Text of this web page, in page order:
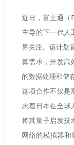
近日，富士通（
主导的下一代人
界关注。该计划
算需求，开发高
的数据处理和储
这项合作不仅是
志着日本在全球
将其量子启发技
网络的模拟器